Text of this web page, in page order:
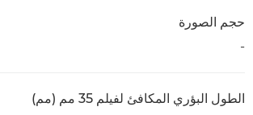
حجم الصورة
-
الطول البؤري المكافئ لفيلم 35 مم (مم)